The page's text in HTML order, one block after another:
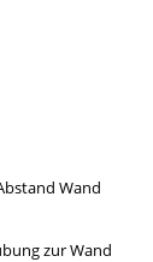
Wand
zur Wand